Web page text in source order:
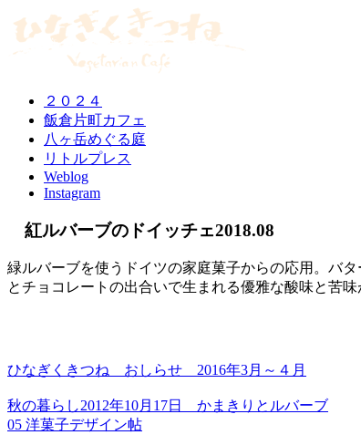
２０２４
飯倉片町カフェ
八ヶ岳めぐる庭
リトルプレス
Weblog
Instagram
紅ルバーブのドイッチェ2018.08
緑ルバーブを使うドイツの家庭菓子からの応用。バ
とチョコレートの出合いで生まれる優雅な酸味と苦
ひなぎくきつね おしらせ 2016年3月～４月
秋の暮らし2012年10月17日 かまきりとルバーブ
05 洋菓子デザイン帖